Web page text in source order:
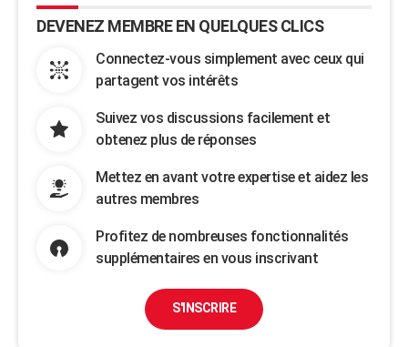
DEVENEZ MEMBRE EN QUELQUES CLICS
Connectez-vous simplement avec ceux qui
partagent vos intérêts
Suivez vos discussions facilement et
obtenez plus de réponses
Mettez en avant votre expertise et aidez les
autres membres
Profitez de nombreuses fonctionnalités
supplémentaires en vous inscrivant
S'INSCRIRE